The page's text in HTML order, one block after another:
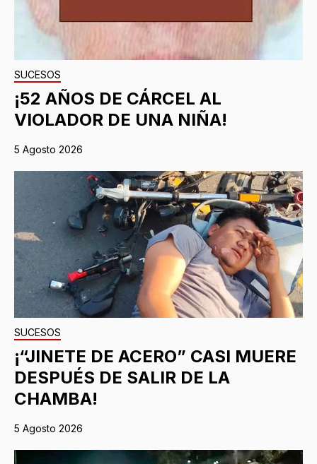
SUCESOS
¡52 AÑOS DE CÁRCEL AL
VIOLADOR DE UNA NIÑA!
5 Agosto 2026
SUCESOS
¡“JINETE DE ACERO” CASI MUERE
DESPUÉS DE SALIR DE LA
CHAMBA!
5 Agosto 2026